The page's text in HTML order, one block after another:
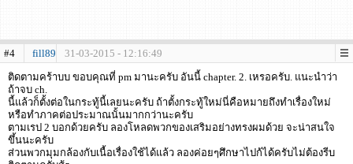
#4 fill89
31-03-2015 - 12:16:49
ติดตามคร้าบบ ขอบคุณที่ pm มานะครับ อันนี้ chapter. 2. เหรอครับ. แนะนำว่า
ถ้าจบ ch.
นี้แล้วก็ตั้งต่อในกระทู้นี้เลยนะครับ ถ้าตั้งกระทู้ใหม่นี่คือหมายถึงทำเรื่องใหม่
หรือทำภาคต่อประมาณนั้นมากกว่านะครับ
ตามเรป 2 บอกด้วยครับ ลองโหลดพวกของเสริมอย่างทรงผมด้วย จะน่าสนใจ
ขึ้นนะครับ
ส่วนพวกมุมกล้องกับเนื้อเรื่องใช้ได้แล้ว ลองค่อยๆศึกษาไปก้ได้ครับไม่ต้องรีบ